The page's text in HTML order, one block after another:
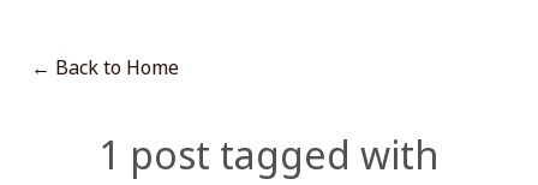
← Back to Home
1 post tagged with